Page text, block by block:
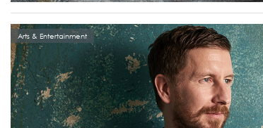
Arts & Entertainment